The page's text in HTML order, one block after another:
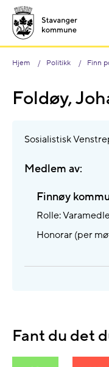
Hjem Politikk Finn
Foldøy,
Sosialistisk
Medlem av:
Finnøy
Rolle:
Honorar (per
Fant du det